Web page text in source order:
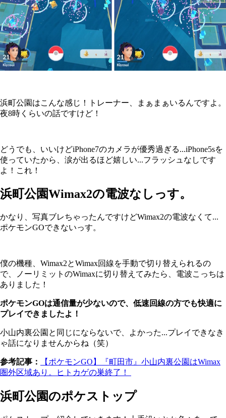
浜町公園はこんな感じ！トレーナー、まぁまぁいるんですよ。
夜8時くらいの話ですけど！
どうでも、いいけどiPhone7のカメラが優秀過ぎる...iPhone5sを
使っていたから、涙が出るほど嬉しい...フラッシュなしです
よ！これ！
浜町公園Wimax2の電波なしっす。
かなり、写真ブレちゃったんですけどWimax2の電波なくて...
ポケモンGOできないっす。
僕の機種、Wimax2とWimax回線を手動で切り替えられるの
で、ノーリミットのWimaxに切り替えてみたら、電波こっちは
ありました！
ポケモンGOは通信量が少ないので、低速回線の方でも快適に
プレイできましたよ！
小山内裏公園と同じにならないで、よかった...プレイできなき
ゃ話になりませんからね（笑）
参考記事：
【ポケモンGO】『町田市』小山内裏公園はWimax
圏外区域あり。ヒトカゲの巣終了！
浜町公園のポケストップ